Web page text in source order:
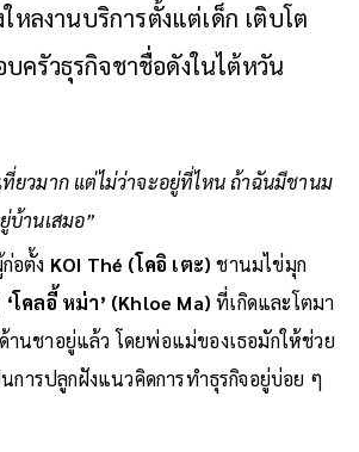
หลงานบริการตั้งแต่เด็ก เติบโต
บครัวธุรกิจชาชื่อดังในไต้หวัน
ยวมาก แต่ไม่ว่าจะอยู่ที่ไหน ถ้าฉันมีชานม
บ้านเสมอ”
อตั้ง KOI Thé (โคอิ เตะ) ชานมไข่มุก
‘โคลอี้ หม่า’ (Khloe Ma)ที่เกิดและโตมา
านชาอยู่แล้ว โดยพ่อแม่ของเธอมักให้ช่วย
การปลูกฝังแนวคิดการทำธุรกิจอยู่บ่อย ๆ